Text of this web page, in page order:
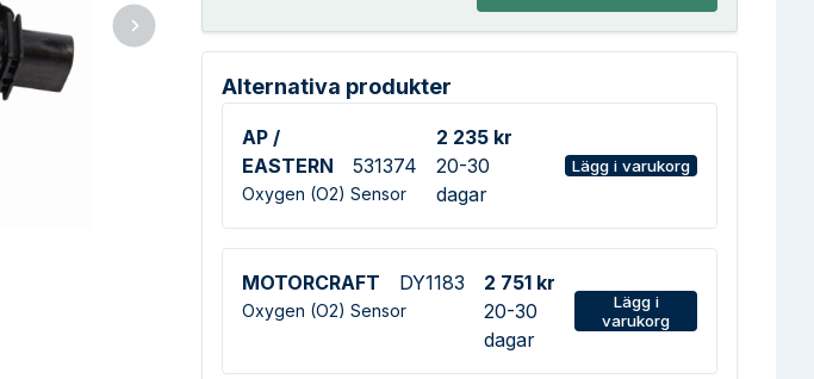
Alternativa produkter
AP /
EASTERN
531374
Oxygen (O2) Sensor
2 235 kr
20-30
dagar
Lägg i varukorg
MOTORCRAFT DY1183
Oxygen (O2) Sensor
2 751 kr
20-30
dagar
Lägg i
varukorg